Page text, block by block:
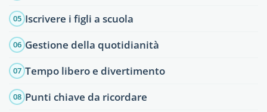
05 Iscrivere i figli a scuola
06 Gestione della quotidianità
07 Tempo libero e divertimento
08 Punti chiave da ricordare